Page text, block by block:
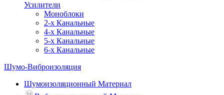
Усилители
Моноблоки
2-х Канальные
4-х Канальные
5-х Канальные
6-х Канальные
Шумо-Виброизоляция
Шумоизоляционный Материал